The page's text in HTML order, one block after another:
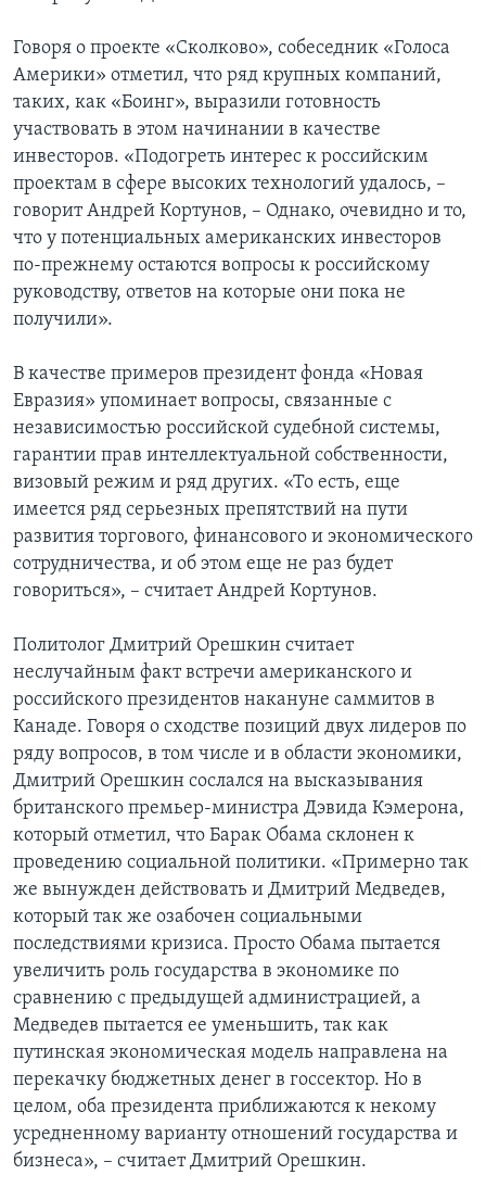
Говоря о проекте «Сколково», собеседник «Голоса
Америки» отметил, что ряд крупных компаний,
таких, как «Боинг», выразили готовность
участвовать в этом начинании в качестве
инвесторов. «Подогреть интерес к российским
проектам в сфере высоких технологий удалось, –
говорит Андрей Кортунов, – Однако, очевидно и то,
что у потенциальных американских инвесторов
по-прежнему остаются вопросы к российскому
руководству, ответов на которые они пока не
получили».
В качестве примеров президент фонда «Новая
Евразия» упоминает вопросы, связанные с
независимостью российской судебной системы,
гарантии прав интеллектуальной собственности,
визовый режим и ряд других. «То есть, еще
имеется ряд серьезных препятствий на пути
развития торгового, финансового и экономического
сотрудничества, и об этом еще не раз будет
говориться», – считает Андрей Кортунов.
Политолог Дмитрий Орешкин считает
неслучайным факт встречи американского и
российского президентов накануне саммитов в
Канаде. Говоря о сходстве позиций двух лидеров по
ряду вопросов, в том числе и в области экономики,
Дмитрий Орешкин сослался на высказывания
британского премьер-министра Дэвида Кэмерона,
который отметил, что Барак Обама склонен к
проведению социальной политики. «Примерно так
же вынужден действовать и Дмитрий Медведев,
который так же озабочен социальными
последствиями кризиса. Просто Обама пытается
увеличить роль государства в экономике по
сравнению с предыдущей администрацией, а
Медведев пытается ее уменьшить, так как
путинская экономическая модель направлена на
перекачку бюджетных денег в госсектор. Но в
целом, оба президента приближаются к некому
усредненному варианту отношений государства и
бизнеса», – считает Дмитрий Орешкин.